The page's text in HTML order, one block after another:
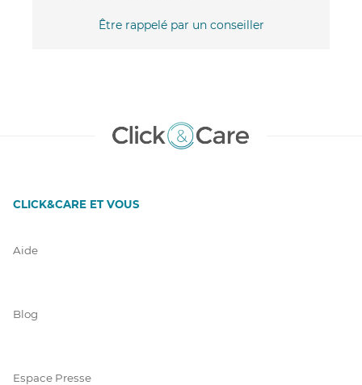
Être rappelé par un conseiller
CLICK&CARE ET VOUS
Aide
Blog
Espace Presse